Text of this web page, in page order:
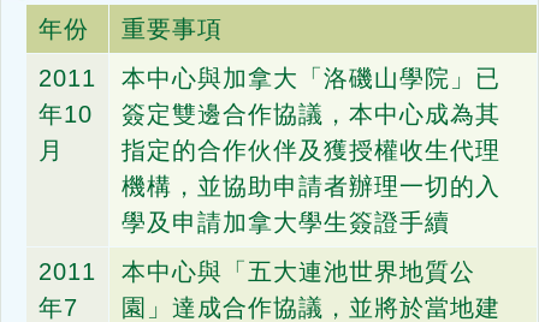
年份
重要事項
2011
年10
月
本中心與加拿大「洛磯山學院」已
簽定雙邊合作協議，本中心成為其
指定的合作伙伴及獲授權收生代理
機構，並協助申請者辦理一切的入
學及申請加拿大學生簽證手續
2011
年7
本中心與「五大連池世界地質公
園」達成合作協議，並將於當地建